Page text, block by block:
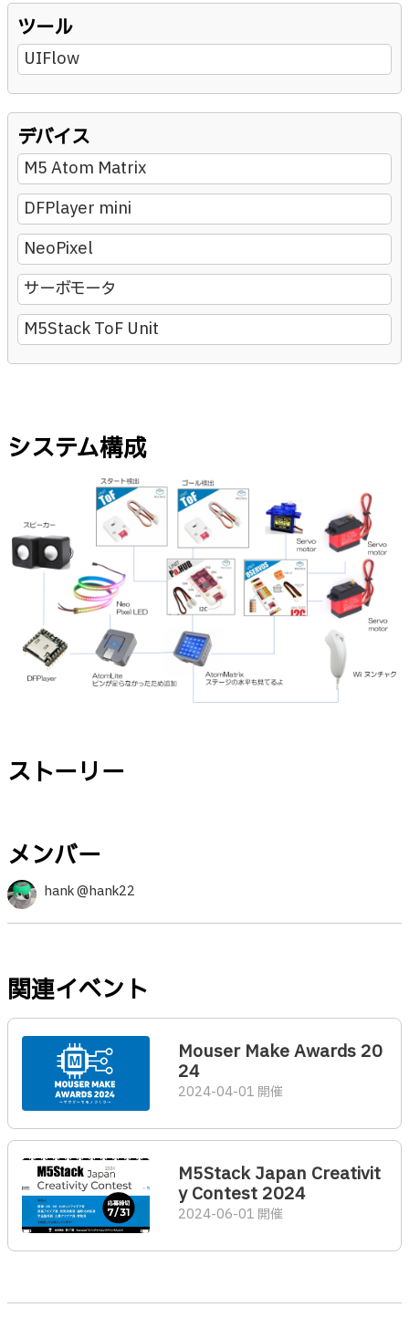
ツール
UIFlow
デバイス
M5 Atom Matrix
DFPlayer mini
NeoPixel
サーボモータ
M5Stack ToF Unit
システム構成
ストーリー
メンバー
hank @hank22
関連イベント
Mouser Make Awards 20
24
2024-04-01 開催
M5Stack Japan Creativit
y Contest 2024
2024-06-01 開催